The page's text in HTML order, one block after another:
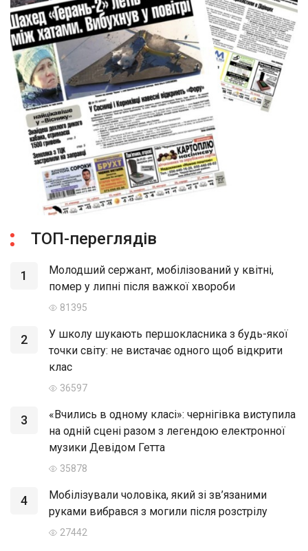
ТОП-переглядів
1
Молодший сержант, мобілізований у квітні,
помер у липні після важкої хвороби
81395
2
У школу шукають першокласника з будь-якої
точки світу: не вистачає одного щоб відкрити
клас
36597
3
«Вчились в одному класі»: чернігівка виступила
на одній сцені разом з легендою електронної
музики Девідом Гетта
35878
4
Мобілізували чоловіка, який зі зв’язаними
руками вибрався з могили після розстрілу
27442